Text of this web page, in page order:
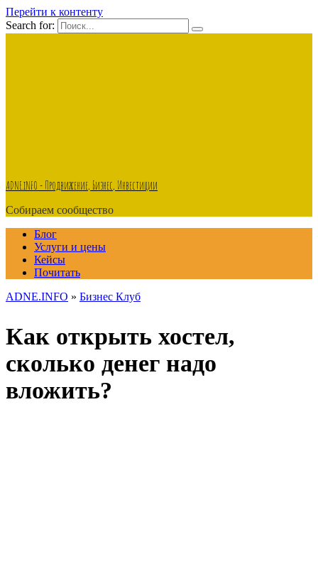
Перейти к контенту
Search for:
ADNE.iNFO - Продвижение, Бизнес, Инвестиции
Собираем сообщество
Блог
Услуги и цены
Кейсы
Почитать
ADNE.INFO » Бизнес Клуб
Как открыть хостел,
сколько денег надо
вложить?